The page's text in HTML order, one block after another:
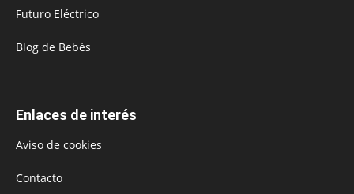
Futuro Eléctrico
Blog de Bebés
Enlaces de interés
Aviso de cookies
Contacto